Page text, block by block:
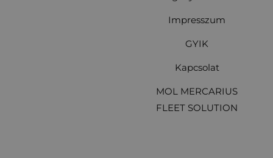
Impresszum
GYIK
Kapcsolat
MOL MERCARIUS
FLEET SOLUTION